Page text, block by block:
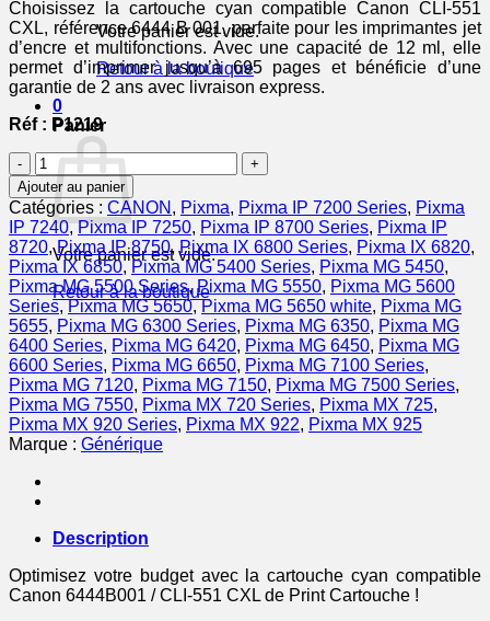
Votre panier est vide.
Retour à la boutique
0
Panier
Votre panier est vide.
Retour à la boutique
Choisissez la cartouche cyan compatible Canon CLI-551
CXL, référence 6444 B 001, parfaite pour les imprimantes jet
d’encre et multifonctions. Avec une capacité de 12 ml, elle
permet d’imprimer jusqu’à 695 pages et bénéficie d’une
garantie de 2 ans avec livraison express.
Réf : P1219
quantité
de
6444B001
/
CLI-
551
CXL
-
cartouche
compatible
Canon
-
cyan
Ajouter au panier
Catégories : CANON , Pixma, Pixma IP 7200 Series, Pixma
IP 7240,Pixma IP 7250, Pixma IP 8700 Series, Pixma IP
8720,Pixma IP 8750,Pixma IX 6800 Series, Pixma IX 6820,
Pixma IX 6850,Pixma MG 5400 Series, Pixma MG 5450,
Pixma MG 5500 Series,Pixma MG 5550, Pixma MG 5600
Series,Pixma MG 5650,Pixma MG 5650 white, Pixma MG
5655, Pixma MG 6300 Series, Pixma MG 6350, Pixma MG
6400 Series, Pixma MG 6420, Pixma MG 6450, Pixma MG
6600 Series, Pixma MG 6650, Pixma MG 7100 Series,
Pixma MG 7120, Pixma MG 7150, Pixma MG 7500 Series,
Pixma MG 7550, Pixma MX 720 Series, Pixma MX 725,
Pixma MX 920 Series, Pixma MX 922, Pixma MX 925
Marque : Générique
Description
Optimisez votre budget avec la cartouche cyan compatible
Canon 6444B001 / CLI-551 CXL de Print Cartouche !